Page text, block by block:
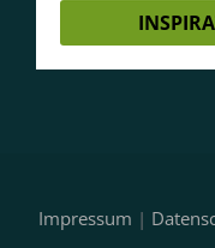
Impressum |